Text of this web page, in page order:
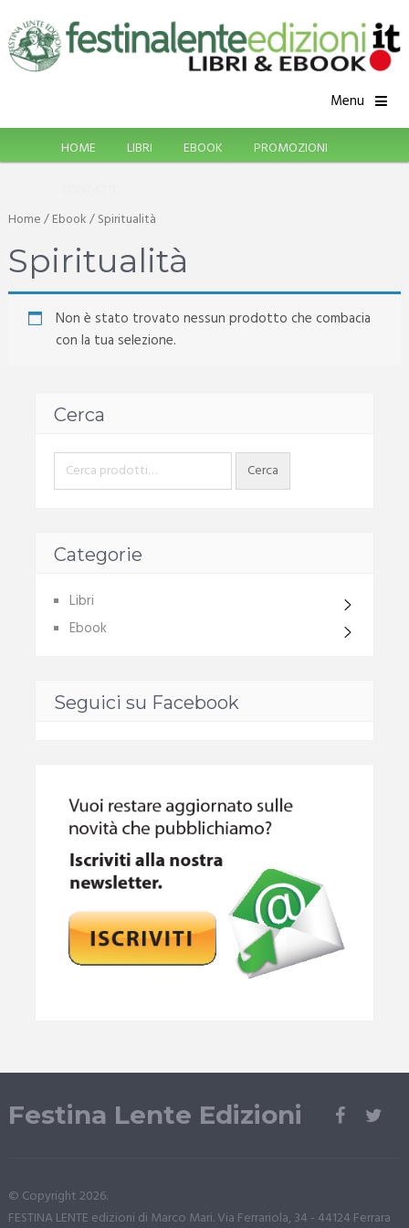
Menu
HOME LIBRI EBOOK
PROMOZIONI
Home/Ebook/ Spiritualità
Spiritualità
Non è stato trovato nessun prodotto che combacia
con la tua selezione.
Cerca
Categorie
Libri
Ebook
Seguici su Facebook
Festina Lente Edizioni
© Copyright 2026.
FESTINA LENTE edizioni di Marco Mari. Via Ferrariola, 34 - 44124 Ferrara